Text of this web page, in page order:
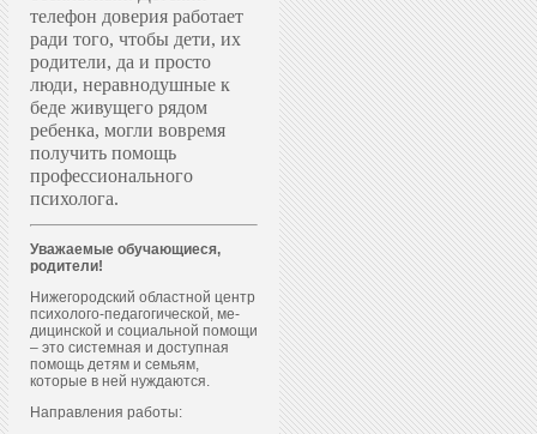
телефон доверия работает
ради того, чтобы дети, их
родители, да и просто
люди, неравнодушные к
беде живущего рядом
ребенка, могли вовремя
получить помощь
профессионального
психолога.
Уважаемые обучающиеся,
родители!
Нижегородский областной центр
пси­холо­го-пе­даго­гичес­кой, ме­
дицин­ской и со­ци­аль­ной по­мощи
– это системная и доступная
помощь детям и семьям,
которые в ней нуждаются.
Направления работы: